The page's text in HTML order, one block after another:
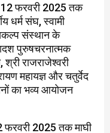
फरवरी 2025 तक
धर्म संघ, स्वामी
संस्थान के
पुरुषचरनात्मक
श्री राजराजेश्वरी
महायज्ञ और चतुर्वेद
का भव्य आयोजन
2025 तक माघी